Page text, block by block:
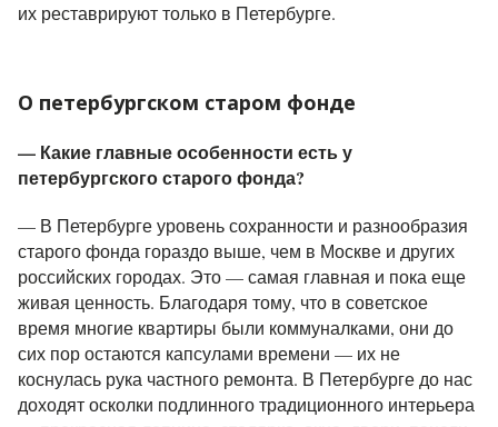
их реставрируют только в Петербурге.
О петербургском старом фонде
— Какие главные особенности есть у
петербургского старого фонда?
— В Петербурге уровень сохранности и разнообразия
старого фонда гораздо выше, чем в Москве и других
российских городах. Это — самая главная и пока еще
живая ценность. Благодаря тому, что в советское
время многие квартиры были коммуналками, они до
сих пор остаются капсулами времени — их не
коснулась рука частного ремонта. В Петербурге до нас
доходят осколки подлинного традиционного интерьера